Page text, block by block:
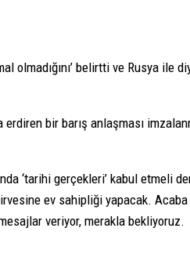
olmadığını’ belirtti ve Rusya ile
bir barış anlaşması
‘tarihi gerçekleri’ kabul etmeli
ev sahipliği yapacak. Acaba
veriyor, merakla bekliyoruz.